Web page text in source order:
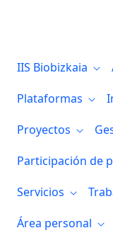
IIS Biobizkaia
Plataformas
Proyectos
Participación de
Servicios
Área personal